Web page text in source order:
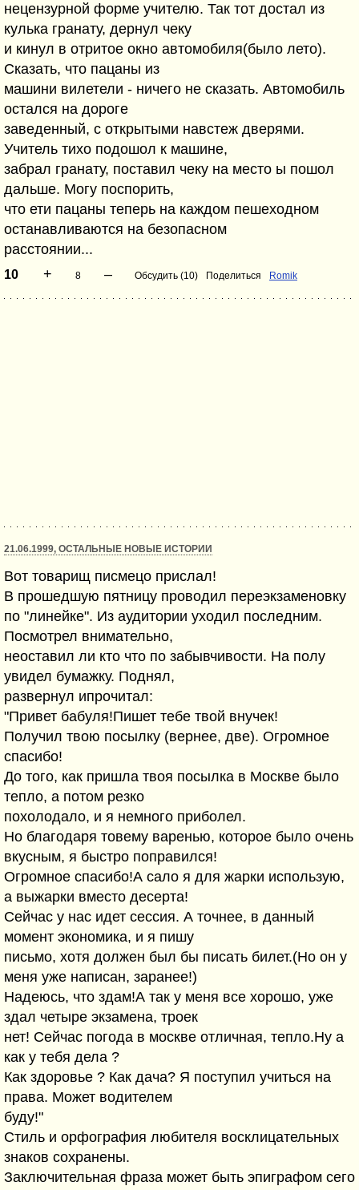
нецензурной форме учителю. Так тот достал из
кулька гранату, дернул чеку
и кинул в отритое окно автомобиля(было лето).
Сказать, что пацаны из
машини вилетели - ничего не сказать. Автомобиль
остался на дороге
заведенный, с открытыми навстеж дверями.
Учитель тихо подошол к машине,
забрал гранату, поставил чеку на место ы пошол
дальше. Могу поспорить,
что ети пацаны теперь на каждом пешеходном
останавливаются на безопасном
расстоянии...
10 + 8 – Обсудить (10) Поделиться Romik
21.06.1999, ОСТАЛЬНЫЕ НОВЫЕ ИСТОРИИ
Вот товарищ писмецо прислал!
В прошедшую пятницу проводил переэкзаменовку
по "линейке". Из аудитории уходил последним.
Посмотрел внимательно,
неоставил ли кто что по забывчивости. На полу
увидел бумажку. Поднял,
развернул ипрочитал:
"Привет бабуля!Пишет тебе твой внучек!
Получил твою посылку (вернее, две). Огромное
спасибо!
До того, как пришла твоя посылка в Москве было
тепло, а потом резко
похолодало, и я немного приболел.
Но благодаря товему варенью, которое было очень
вкусным, я быстро поправился!
Огромное спасибо!А сало я для жарки использую,
а выжарки вместо десерта!
Сейчас у нас идет сессия. А точнее, в данный
момент экономика, и я пишу
письмо, хотя должен был бы писать билет.(Но он у
меня уже написан, заранее!)
Надеюсь, что здам!А так у меня все хорошо, уже
здал четыре экзамена, троек
нет! Сейчас погода в москве отличная, тепло.Ну а
как у тебя дела ?
Как здоровье ? Как дача? Я поступил учиться на
права. Может водителем
буду!"
Стиль и орфография любителя восклицательных
знаков сохранены.
Заключительная фраза может быть эпиграфом сего